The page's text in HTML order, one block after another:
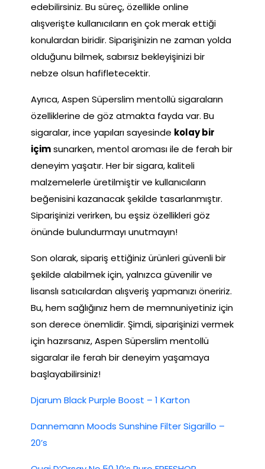
edebilirsiniz. Bu süreç, özellikle online
alışverişte kullanıcıların en çok merak ettiği
konulardan biridir. Siparişinizin ne zaman yolda
olduğunu bilmek, sabırsız bekleyişinizi bir
nebze olsun hafifletecektir.
Ayrıca, Aspen Süperslim mentollü sigaraların
özelliklerine de göz atmakta fayda var. Bu
sigaralar, ince yapıları sayesinde kolay bir
içimsunarken, mentol aroması ile de ferah bir
deneyim yaşatır. Her bir sigara, kaliteli
malzemelerle üretilmiştir ve kullanıcıların
beğenisini kazanacak şekilde tasarlanmıştır.
Siparişinizi verirken, bu eşsiz özellikleri göz
önünde bulundurmayı unutmayın!
Son olarak, sipariş ettiğiniz ürünleri güvenli bir
şekilde alabilmek için, yalnızca güvenilir ve
lisanslı satıcılardan alışveriş yapmanızı öneririz.
Bu, hem sağlığınız hem de memnuniyetiniz için
son derece önemlidir. Şimdi, siparişinizi vermek
için hazırsanız, Aspen Süperslim mentollü
sigaralar ile ferah bir deneyim yaşamaya
başlayabilirsiniz!
Djarum Black Purple Boost – 1 Karton
Dannemann Moods Sunshine Filter Sigarillo –
20’s